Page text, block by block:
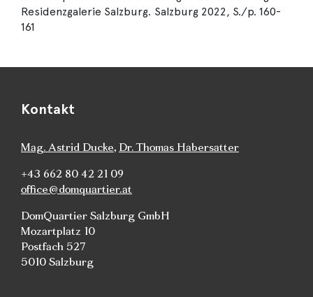
Residenzgalerie Salzburg. Salzburg 2022, S./p. 160-
161
Kontakt
Mag. Astrid Ducke, Dr. Thomas Habersatter
+43 662 80 42 21 09
office@domquartier.at
DomQuartier Salzburg GmbH
Mozartplatz 10
Postfach 527
5010 Salzburg